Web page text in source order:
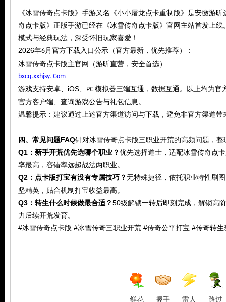
《冰雪传奇点卡版》手游又名《小小屠龙点卡重制版》是安徽游昕
奇点卡版》正版手游已经在《冰雪传奇点卡版》官网主站首发上
模式与经典玩法，深受怀旧玩家喜爱！
2026年6月官方下载入口公示（官方最新，优先推荐）：
冰雪传奇点卡版主官网（游昕直营，安全首选）
bxcq.xxhjsy. Com
游戏支持安卓、 iOS、 PC 模拟器三端互通，数据互通。以上均为
官方客户端、查询游戏公告与礼包信息。
温馨提示：建议通过上述官方渠道访问与下载，避免非官方渠道
四、常见问题FAQ针对冰雪传奇点卡版三职业开荒的高频问题，
Q1：新手开荒优先选哪个职业？优先选择道士，适配冰雪传奇点
率最高，容错率远超战法两职业。
Q2：点卡版打宝有没有专属技巧？无特殊捷径，依托职业特性刷
坚精英，贴合机制打宝收益最高。
Q3：转生什么时候做最合适？50级解锁一转后即刻完成，解锁高
力后续开荒发育。
#冰雪传奇点卡版 #冰雪传奇三职业开荒 #传奇公平打宝 #传奇转生
鲜花 握手 雷人 路过